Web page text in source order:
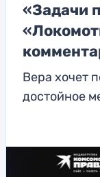
«Задачи
Вера хочет
достойное